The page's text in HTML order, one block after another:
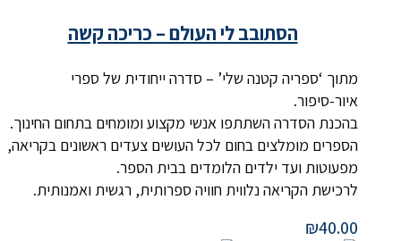
הסתובב לי העולם – כריכה קשה
מתוך ‘ספריה קטנה שלי’ – סדרה ייחודית של ספרי
איור-סיפור.
בהכנת הסדרה השתתפו אנשי מקצוע ומומחים בתחום החינוך.
הספרים מומלצים בחום לכל העושים צעדים ראשונים בקריאה,
מפעוטות ועד ילדים הלומדים בבית הספר.
לרכישת הקריאה נלווית חוויה ספרותית, רגשית ואמנותית.
₪40.00